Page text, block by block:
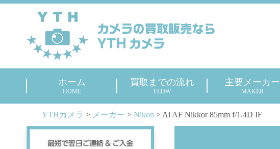
ホーム
HOME
買取までの流れ
FLOW
主要メーカー
MAKER
YTHカメラ > メーカー > Nikon > Ai AF Nikkor 85mm f/1.4D IF